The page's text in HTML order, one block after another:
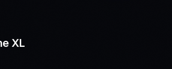
XL